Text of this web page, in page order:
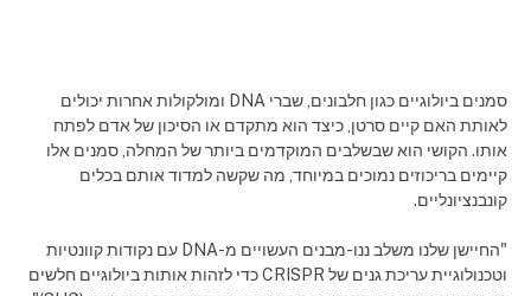
סמנים ביולוגיים כגון חלבונים, שברי DNA ומולקולות אחרות יכולים
לאותת האם קיים סרטן, כיצד הוא מתקדם או הסיכון של אדם לפתח
אותו. הקושי הוא שבשלבים המוקדמים ביותר של המחלה, סמנים אלו
קיימים בריכוזים נמוכים במיוחד, מה שקשה למדוד אותם בכלים
קונבנציונליים.
"החיישן שלנו משלב ננו-מבנים העשויים מ-DNA עם נקודות קוונטיות
וטכנולוגיית עריכת גנים של CRISPR כדי לזהות אותות ביולוגיים חלשים